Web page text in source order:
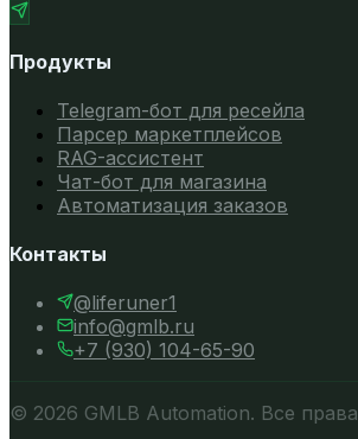
Продукты
Telegram-бот для ресейла
Парсер маркетплейсов
RAG-ассистент
Чат-бот для магазина
Автоматизация заказов
Контакты
@liferuner1
info@gmlb.ru
+7 (930) 104-65-90
© 2026 GMLB Automation. Все